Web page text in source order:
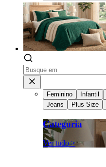
Feminino Infantil
Jeans
Plus Size
Categoria
Ver tudo >